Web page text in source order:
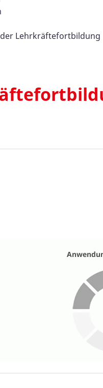
Lehrkräftefortbildung